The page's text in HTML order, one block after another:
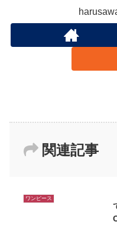
関連記事
ワンピース